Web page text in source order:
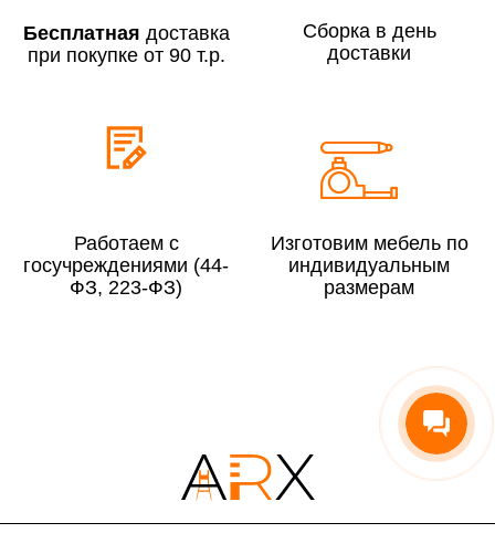
Сборка по Московской области при заказе:
До 300 000 руб.
По Москве
10%
По Московской области
Срок возврата товара надлежащего качества составляет 30 дней с
Бесплатная доставка
при покупке от 90 т.р.
Сборка в день
доставки
Работаем с
госучреждениями (44-
ФЗ, 223-ФЗ)
Изготовим мебель по
индивидуальным
размерам